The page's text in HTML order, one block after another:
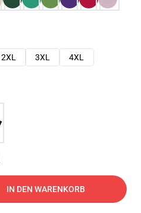
2XL 3XL
4XL
IN DEN WARENKORB